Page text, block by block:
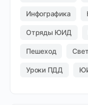
Инфографика
Отряды ЮИД
Пешеход
Уроки ПДД